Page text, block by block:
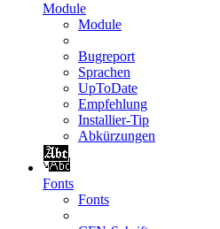
Module
Module
Bugreport
Sprachen
UpToDate
Empfehlung
Installier-Tip
Abkürzungen
Fonts
Fonts